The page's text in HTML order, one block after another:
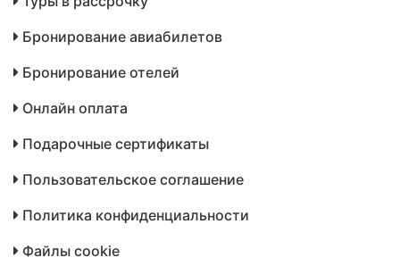
Бронирование авиабилетов
Бронирование отелей
Онлайн оплата
Подарочные сертификаты
Пользовательское соглашение
Политика конфиденциальности
Файлы cookie